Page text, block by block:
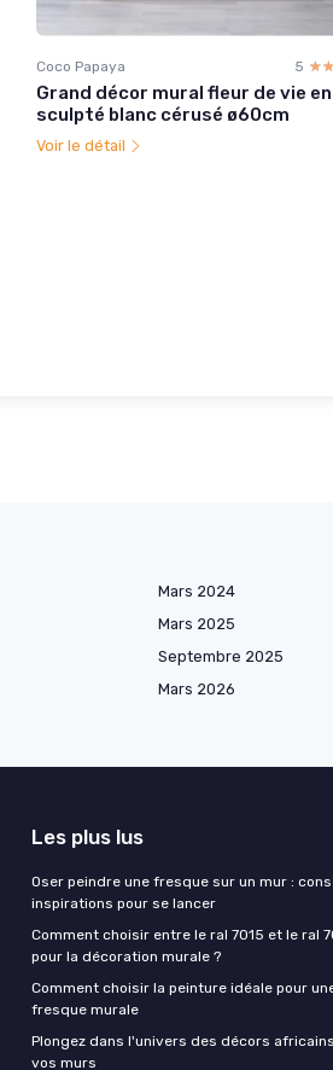
Coco Papaya 5
Grand décor mural fleur de vie
sculpté blanc cérusé ø60cm
Voir le détail
Mars 2024
Mars 2025
Septembre 2025
Mars 2026
Les plus lus
Oser peindre une fresque sur un mur :
inspirations pour se lancer
Comment choisir entre le ral 7015 et le ral
pour la décoration murale ?
Comment choisir la peinture idéale pour
fresque murale
Plongez dans l'univers des décors
vos murs